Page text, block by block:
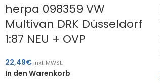
herpa 098359 VW
Multivan DRK Düsseldorf
1:87 NEU + OVP
22,49€ inkl. MWSt.
In den Warenkorb